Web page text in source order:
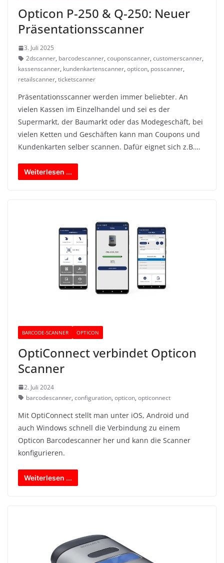
Opticon P-250 & Q-250: Neuer
Präsentationsscanner
3. Juli 2025
2dscanner, barcodescanner, couponscanner, customerscanner,
kassenscanner, kundenkartenscanner, opticon, posscanner,
retailscanner, ticketscanner
Präsentationsscanner werden immer beliebter. An
vielen Kassen im Einzelhandel und sei es der
Supermarkt, der Baumarkt oder das Modegeschäft, bei
vielen Ketten und Geschäften kann man Coupons und
Kundenkarten selber scannen. Dafür eignet sich z.B….
Weiterlesen ...
BARCODE-SCANNER OPTICON
OptiConnect verbindet Opticon
Scanner
2. Juli 2024
barcodescanner, configuration, opticon, opticonnect
Mit OptiConnect stellt man unter iOS, Android und
auch Windows schnell die Verbindung zu einem
Opticon Barcodescanner her und kann die Scanner
konfigurieren.
Weiterlesen ...